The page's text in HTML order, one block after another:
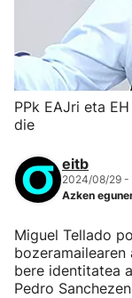
PPk EAJri eta
die
eitb
2024/08/29 -
Azken
Miguel Tellado
bere identitatea
Pedro